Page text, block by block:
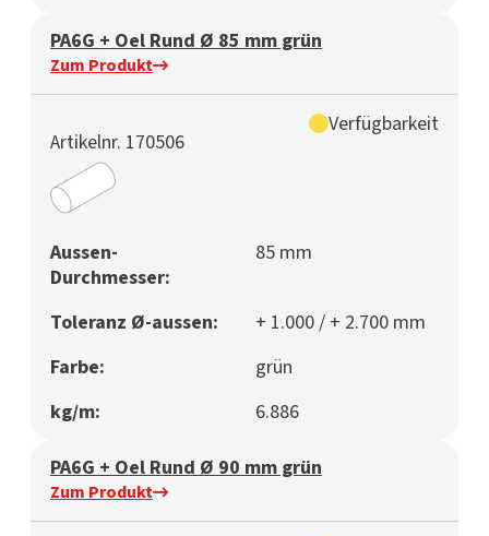
PA6G + Oel Rund Ø 85 mm grün
Zum Produkt
Artikelnr. 170506
Verfügbarkeit
Aussen-
Durchmesser:
85 mm
Toleranz Ø-aussen:
+ 1.000 / + 2.700 mm
Farbe:
grün
kg/m:
6.886
PA6G + Oel Rund Ø 90 mm grün
Zum Produkt